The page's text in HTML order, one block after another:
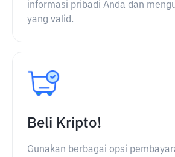
informasi pribadi Anda dan
yang valid.
Beli Kripto!
Gunakan berbagai opsi